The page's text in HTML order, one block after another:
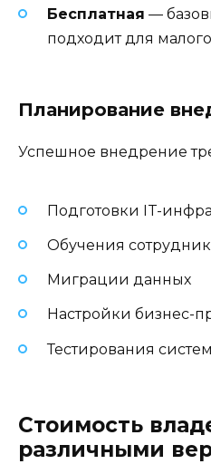
Бесплатная —
подходит для
Планирование
Успешное внедрение
Подготовки IT-
Обучения
Миграции данных
Настройки бизнес-
Тестирования
Стоимость
различными